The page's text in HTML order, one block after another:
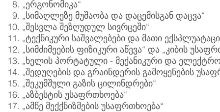
„ერგონომიკა“
„სიმაღლეზე მუშაობა და დაცემისგან დაცვა“
„შესვლა შეზღუდულ სივრცეში“
„ტექნიკური საშვალებები და მათი
„სიმძიმეების ფიზიკური აწევა“ და „კიბის
„ხელის პორტატული - მექანიკური და
„შედუღების და გრაინდერის გამოყენების
„შეკუმშული გაზის ცილინდრები“
„აზბესტის უსაფრთხოება“
„ამწე მექქნიზმების უსაფრთხოება“